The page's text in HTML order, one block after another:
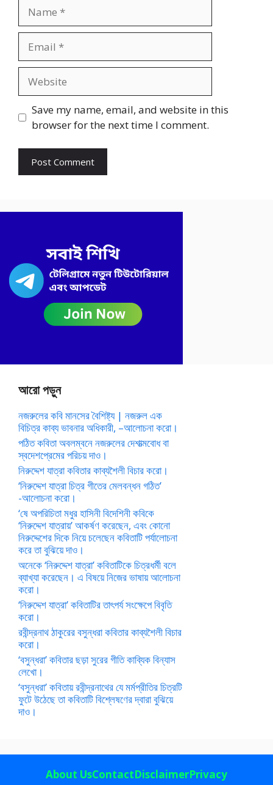
Save my name, email, and website in this
browser for the next time I comment.
আরো পড়ুন
নজরুলের কবি মানসের বৈশিষ্ট্য | নজরুল এক
বিচিত্র কাব্য ভাবনার অধিকারী, –আলোচনা করো।
পঠিত কবিতা অবলম্বনে নজরুলের দেশাত্মবোধ বা
স্বদেশপ্রেমের পরিচয় দাও।
নিরুদ্দেশ যাত্রা কবিতার কাব্যশৈলী বিচার করো।
‘নিরুদ্দেশ যাত্রা চিত্র গীতের মেলবন্ধন গঠিত’
-আলোচনা করো।
‘ষে অপরিচিতা মধুর হাসিনী বিদেশিনী কবিকে
‘নিরুদ্দেশ যাত্রায়’ আকর্ষণ করেছেন, এবং কোনো
নিরুদ্দেশের দিকে নিয়ে চলেছেন কবিতাটি পর্যালোচনা
করে তা বুঝিয়ে দাও।
অনেকে ‘নিরুদ্দেশ যাত্রা’ কবিতাটিকে চিত্রধর্মী বলে
ব্যাখ্যা করেছেন। এ বিষয়ে নিজের ভাষায় আলোচনা
করো।
‘নিরুদ্দেশ যাত্রা’ কবিতাটির তাৎপর্য সংক্ষেপে বিবৃতি
করো।
রবীন্দ্রনাথ ঠাকুরের বসুন্ধরা কবিতার কাব্যশৈলী বিচার
করো।
‘বসুন্ধরা’ কবিতার ছড়া সুরের গীতি কাব্যিক বিন্যাস
লেখো।
‘বসুন্ধরা’ কবিতায় রবীন্দ্রনাথের যে মর্মপ্রীতির চিত্রটি
ফুটে উঠেছে তা কবিতাটি বিশ্লেষণের দ্বারা বুঝিয়ে
দাও।
About UsContactDisclaimerPrivacy